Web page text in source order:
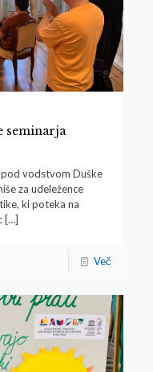
seminarja
vodstvom Duške
za udeležence
ki poteka na
[…]
Več